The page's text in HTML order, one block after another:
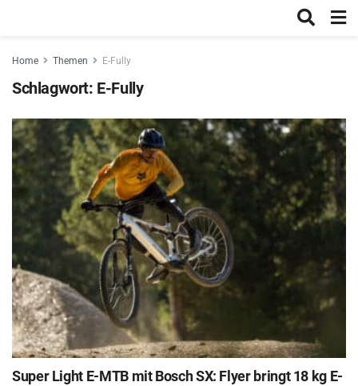
Home Themen E-Fully
Schlagwort: E-Fully
Super Light E-MTB mit Bosch SX: Flyer bringt 18 kg E-